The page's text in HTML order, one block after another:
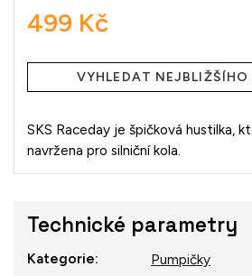
499 Kč
cena:
VYHLEDAT NEJBLIŽŠÍHO
SKS Raceday je špičková hustilka,
navržena pro silniční kola.
Technické parametry
Kategorie:
Pumpičky